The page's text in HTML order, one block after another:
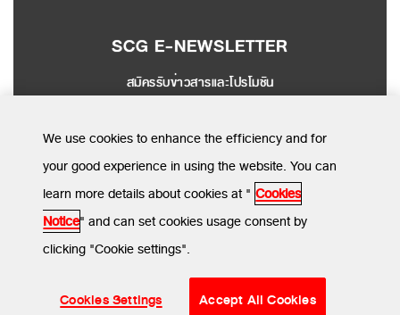
SCG E-NEWSLETTER
สมัครรับข่าวสารและโปรโมชัน
SEND
© SCG CBM 2024. All Rights Reserved.
ข้อกำหนดและเงื่อนไข
นโยบายการใช้คุกกี้
We use cookies to enhance the efficiency and for
your good experience in using the website. You can
learn more details about cookies at " Cookies
Notice" and can set cookies usage consent by
clicking "Cookie settings".
Cookies Settings Accept All Cookies